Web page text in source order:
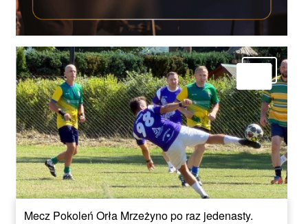
Mecz Pokoleń Orła Mrzeżyno po raz jedenasty.